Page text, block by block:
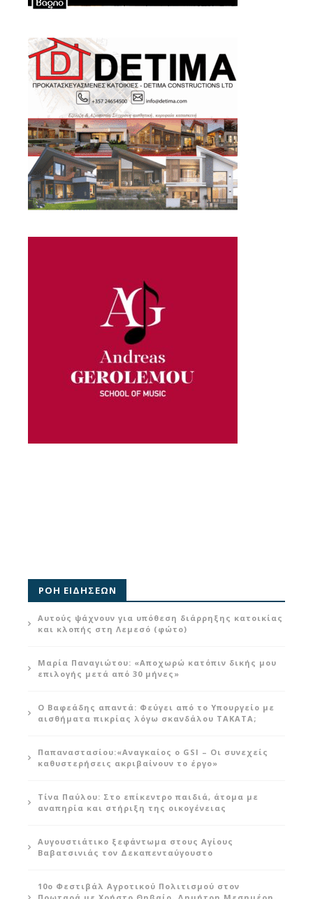
ΡΟΗ ΕΙΔΗΣΕΩΝ
Αυτούς ψάχνουν για υπόθεση διάρρηξης κατοικίας
και κλοπής στη Λεμεσό (φώτο)
Μαρία Παναγιώτου: «Αποχωρώ κατόπιν δικής μου
επιλογής μετά από 30 μήνες»
Ο Βαφεάδης απαντά: Φεύγει από το Υπουργείο με
αισθήματα πικρίας λόγω σκανδάλου ΤΑΚΑΤΑ;
Παπαναστασίου:«Αναγκαίος ο GSI – Οι συνεχείς
καθυστερήσεις ακριβαίνουν το έργο»
Τίνα Παύλου: Στο επίκεντρο παιδιά, άτομα με
αναπηρία και στήριξη της οικογένειας
Αυγουστιάτικο ξεφάντωμα στους Αγίους
Βαβατσινιάς τον Δεκαπενταύγουστο
10ο Φεστιβάλ Αγροτικού Πολιτισμού στον